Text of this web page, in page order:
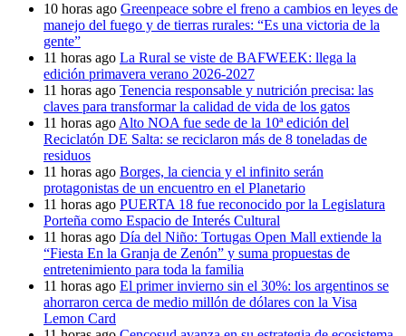
10 horas ago Greenpeace sobre el freno a cambios en leyes de
manejo del fuego y de tierras rurales: “Es una victoria de la
gente”
11 horas ago La Rural se viste de BAFWEEK: llega la
edición primavera verano 2026-2027
11 horas ago Tenencia responsable y nutrición precisa: las
claves para transformar la calidad de vida de los gatos
11 horas ago Alto NOA fue sede de la 10ª edición del
Reciclatón DE Salta: se reciclaron más de 8 toneladas de
residuos
11 horas ago Borges, la ciencia y el infinito serán
protagonistas de un encuentro en el Planetario
11 horas ago PUERTA 18 fue reconocido por la Legislatura
Porteña como Espacio de Interés Cultural
11 horas ago Día del Niño: Tortugas Open Mall extiende la
“Fiesta En la Granja de Zenón” y suma propuestas de
entretenimiento para toda la familia
11 horas ago El primer invierno sin el 30%: los argentinos se
ahorraron cerca de medio millón de dólares con la Visa
Lemon Card